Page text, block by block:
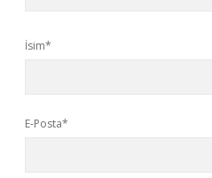
İsim*
E-Posta*